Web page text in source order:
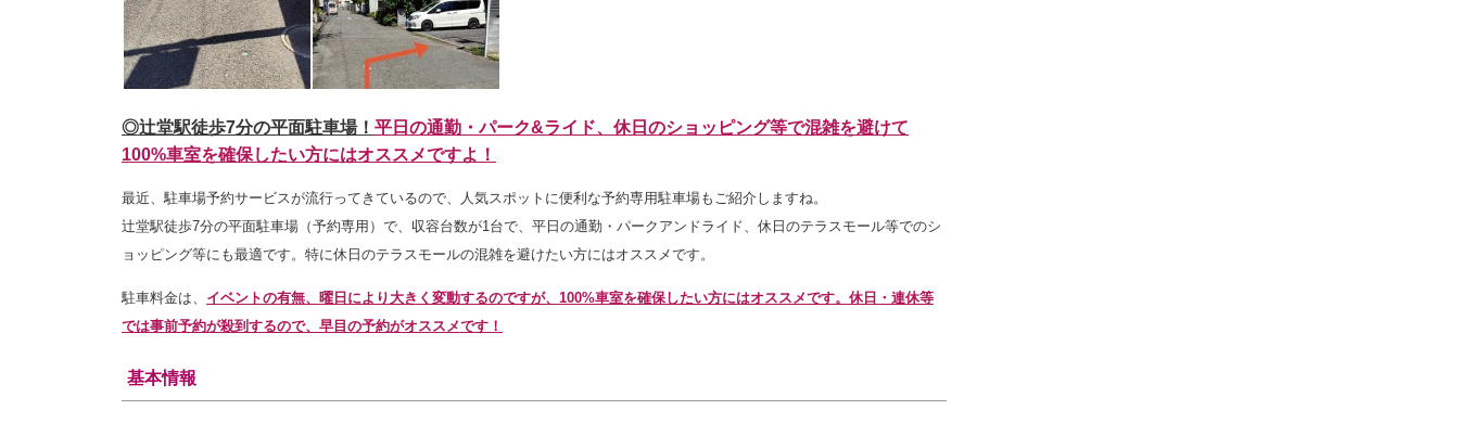
◎辻堂駅徒歩7分の平面駐車場！ 平日の通勤・パーク&ライド、休日のショッピング等で混雑を避けて
100%車室を確保したい方にはオススメですよ！
最近、駐車場予約サービスが流行ってきているので、人気スポットに便利な予約専用駐車場もご紹介しますね。
辻堂駅徒歩7分の平面駐車場（予約専用）で、収容台数が1台で、平日の通勤・パークアンドライド、休日のテラスモール等でのシ
ョッピング等にも最適です。特に休日のテラスモールの混雑を避けたい方にはオススメです。
駐車料金は、 イベントの有無、曜日により大きく変動するのですが、100%車室を確保したい方にはオススメです。休日・連休等
では事前予約が殺到するので、早目の予約がオススメです！
基本情報